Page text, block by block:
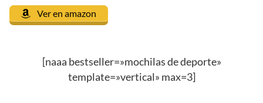
Ver en amazon
[naaa bestseller=»mochilas de deporte»
template=»vertical» max=3]